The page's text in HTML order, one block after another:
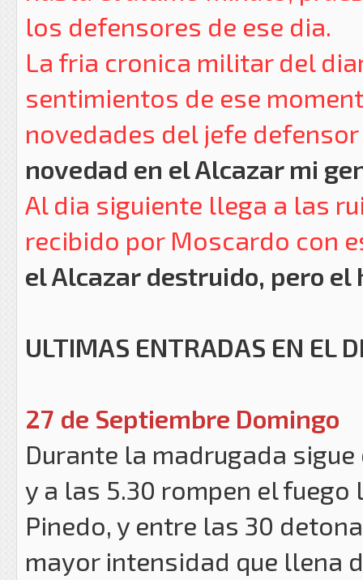
los defensores de ese dia.
La fria cronica militar del
sentimientos de ese
novedades del jefe
novedad en el Alcazar mi
Al dia siguiente llega a las
recibido por Moscardo con
el Alcazar destruido, pero el
ULTIMAS ENTRADAS EN EL
27 de Septiembre Domingo
Durante la madrugada
y a las 5.30 rompen el fuego
Pinedo, y entre las 30
mayor intensidad que llena